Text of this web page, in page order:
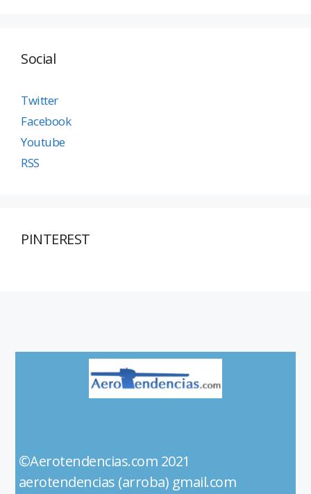
Social
Twitter
Facebook
Youtube
RSS
PINTEREST
©Aerotendencias.com 2021
aerotendencias (arroba) gmail.com